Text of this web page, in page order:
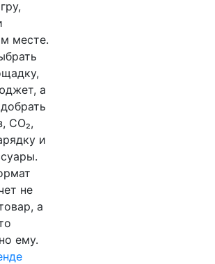
месте.
а
CO₂,
и
не
а
ему.